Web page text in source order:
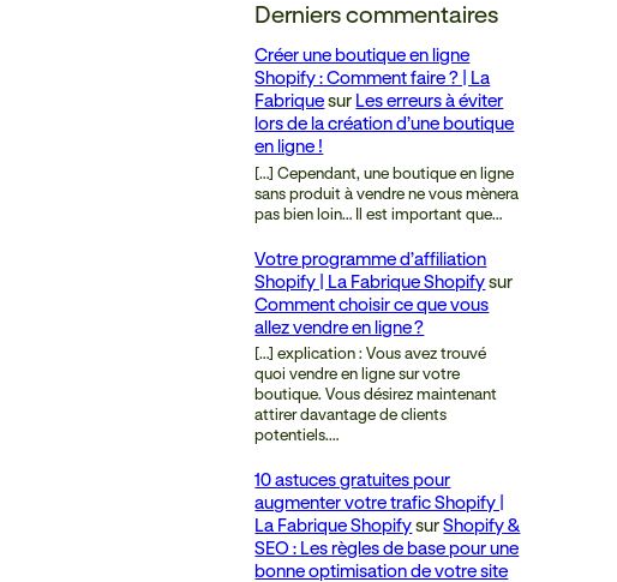
Derniers commentaires
Créer une boutique en ligne
Shopify : Comment faire ? | La
Fabriquesur Les erreurs à éviter
lors de la création d’une boutique
en ligne !
[…] Cependant, une boutique en ligne
sans produit à vendre ne vous mènera
pas bien loin… Il est important que…
Votre programme d’affiliation
Shopify | La Fabrique Shopifysur
Comment choisir ce que vous
allez vendre en ligne ?
[…] explication : Vous avez trouvé
quoi vendre en ligne sur votre
boutique. Vous désirez maintenant
attirer davantage de clients
potentiels.…
10 astuces gratuites pour
augmenter votre trafic Shopify |
La Fabrique ShopifysurShopify &
SEO : Les règles de base pour une
bonne optimisation de votre site